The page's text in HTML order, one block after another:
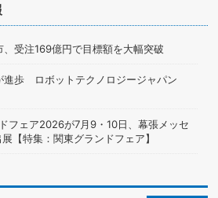
受注169億円で目標額を大幅突破
進歩 ロボットテクノロジージャパン
フェア2026が7月9・10日、幕張メッセ
【特集：関東グランドフェア】